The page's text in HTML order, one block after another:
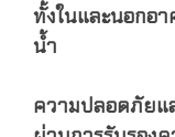
ทั้งในและนอกอ
น้ำ
ความปลอดภัยแ